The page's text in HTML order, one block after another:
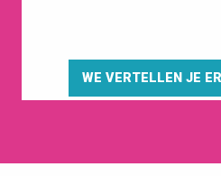
WE VERTELLEN JE